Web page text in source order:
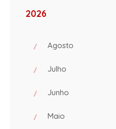
2026
Agosto
Julho
Junho
Maio